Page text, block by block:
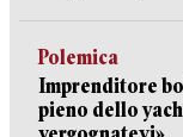
Polemica
Imprenditore
pieno dello